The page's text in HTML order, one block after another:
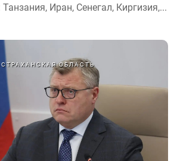
Иран, Сенегал, Киргизия,...
ОБЛАСТЬ